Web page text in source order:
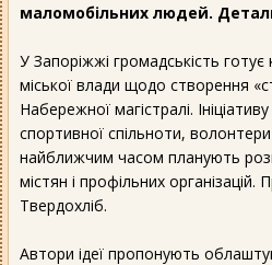
маломобільних людей.
У Запоріжжі громадськість
міської влади щодо створення
Набережної магістралі.
спортивної спільноти, волонтери
найближчим часом планують
містян і профільних
Твердохліб.
Автори ідеї пропонують